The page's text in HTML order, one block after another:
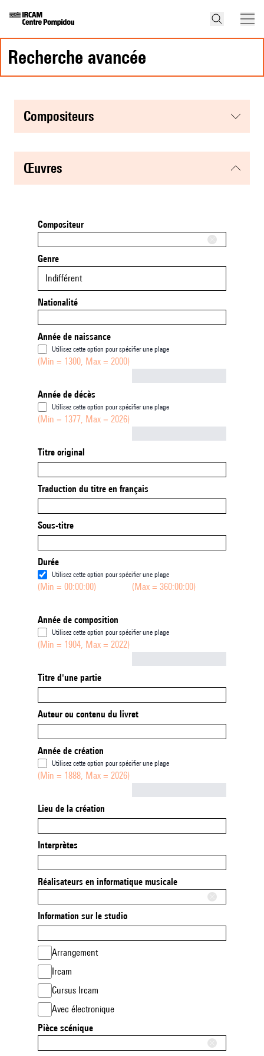
recherche avancée
compositeurs
œuvres
Compositeur
Genre
Indifférent
Nationalité
Année de naissance
Utilisez cette option pour spécifier une plage
(Min = 1300, Max = 2000)
Année de décès
Utilisez cette option pour spécifier une plage
(Min = 1377, Max = 2026)
Titre original
Traduction du titre en français
Sous-titre
Durée
Utilisez cette option pour spécifier une plage
(Min = 00:00:00) (Max = 360:00:00)
Année de composition
Utilisez cette option pour spécifier une plage
(Min = 1904, Max = 2022)
Titre d'une partie
Auteur ou contenu du livret
Année de création
Utilisez cette option pour spécifier une plage
(Min = 1888, Max = 2026)
Lieu de la création
Interprètes
Réalisateurs en informatique musicale
Information sur le studio
Arrangement
Ircam
Cursus Ircam
Avec électronique
Pièce scénique